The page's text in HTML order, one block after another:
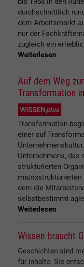
durchschnittlich
dem Arbeitsmarkt
nur der
zugleich ein
Weiterlesen
Auf dem Weg
Transformation
WISSEN plus
Transformation
einer auf
Unternehmens, das
strukturierten
matrixstrukturierten
dem die
selbstbestimmt
Weiterlesen
Wissen braucht
Geschichten sind
für Inhalte. Sie